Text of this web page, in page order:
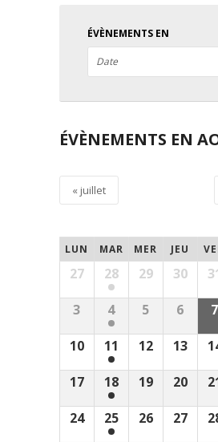
évènements
ÉVÈNEMENTS EN
ÉVÈNEMENTS EN
Navigation
par
mensuel
«juillet
LUN MAR MER JEU
27 28 29 30
3 4 5 6 7
10 11 12 13
17 18 19 20
24 25 26 27